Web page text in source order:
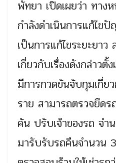
พัทยา เปิดเผยว่า ทาง
กำลังดำเนินการแก้ไข
เป็นการแก้ไขระยะยา
เกี่ยวกับเรื่องดังกล่าว
มีการกวดขันจับกุมเกี่
ราย สามารถตรวจยึด
คัน ปรับเจ้าของรถ จำ
มารับรับรถคืนจำนวน